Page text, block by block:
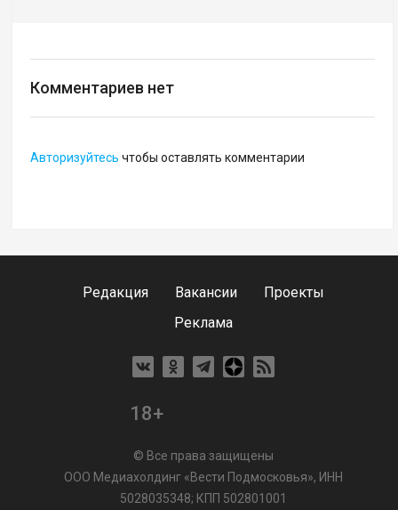
Комментариев нет
Авторизуйтесь чтобы оставлять комментарии
Редакция Вакансии
Проекты
Реклама
18+
© Все права защищены
ООО Медиахолдинг «Вести Подмосковья», ИНН
5028035348; КПП 502801001